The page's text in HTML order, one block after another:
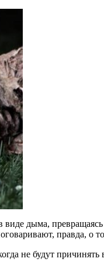
дыма,
правда, о
не будут причинять